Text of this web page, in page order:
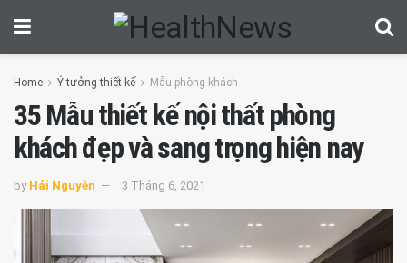
Home Ý tưởng thiết kế Mẫu phòng khách
35 Mẫu thiết kế nội thất phòng
khách đẹp và sang trọng hiện nay
by Hải Nguyễn 3 Tháng 6, 2021